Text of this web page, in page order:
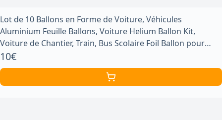
Lot de 10 Ballons en Forme de Voiture, Véhicules
Aluminium Feuille Ballons, Voiture Helium Ballon Kit,
Voiture de Chantier, Train, Bus Scolaire Foil Ballon pour
Fête D'anniversaire D'enfant
10€